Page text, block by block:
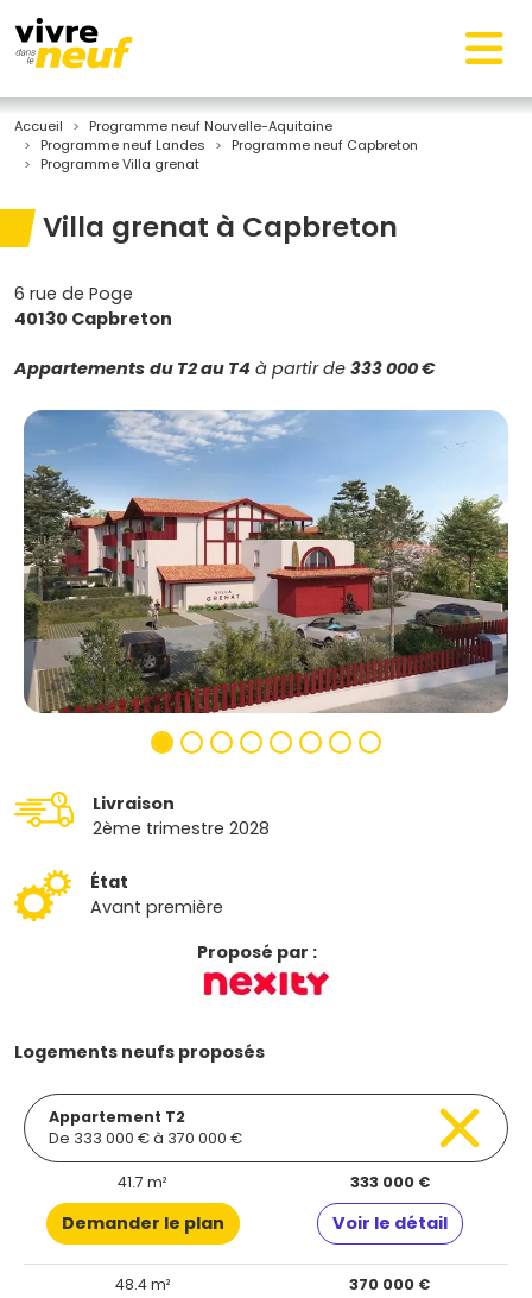
Accueil
Programme neuf Nouvelle-Aquitaine
Programme neuf Landes
Programme neuf Capbreton
Programme Villa grenat
Villa grenat à Capbreton
6 rue de Poge
40130 Capbreton
Appartements du T2 au T4 à partir de 333 000 €
Livraison
2ème trimestre 2028
État
Avant première
Proposé par :
Logements neufs proposés
Appartement T2
De 333 000 € à 370 000 €
41.7 m² 333 000 €
Demander le plan Voir le détail
48.4 m² 370 000 €